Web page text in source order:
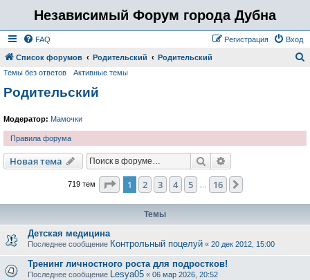
Независимый Форум города Дубна
FAQ Вход
Регистрация
Список форумов Родительский Родительский
Темы без ответов Активные темы
Родительский
Модератор: Мамочки
Правила форума
Новая тема Поиск
719 тем Страница из 16
1 2 3 4 5 16
Темы
Детская медицина
Последнее сообщение Контрольный поцелуй « 20 дек 2012, 15:00
Тренинг личностного роста для подростков!
Последнее сообщение Lesya05 « 06 мар 2026, 20:52